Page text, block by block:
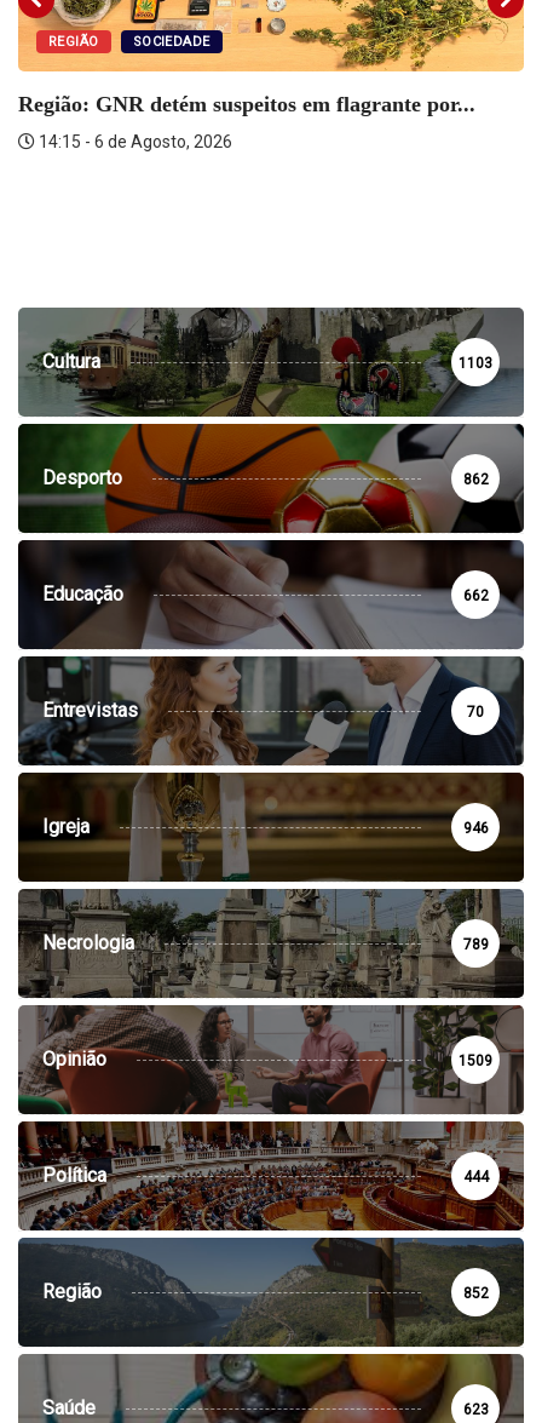
REGIÃO SOCIEDADE
Região: GNR detém suspeitos em flagrante por...
14:15 - 6 de Agosto, 2026
Cultura 1103
Desporto 862
Educação 662
Entrevistas 70
Igreja 946
Necrologia 789
Opinião 1509
Política 444
Região 852
Saúde 623